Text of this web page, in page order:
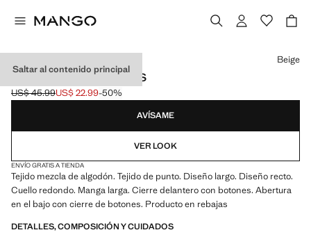
Saltar al contenido principal
MONO LARGO BOTONES
Precio inicial tachado [US$ 45.99 ]
US$ 45.99
Precio actual [US$ 22.99 ]
US$ 22.99-50%
Selecciona un color
Beige
AVÍSAME
VER LOOK
ENVÍO GRATIS A TIENDA
Tejido mezcla de algodón. Tejido de punto. Diseño largo. Diseño recto.
Cuello redondo. Manga larga. Cierre delantero con botones. Abertura
en el bajo con cierre de botones. Producto en rebajas
DETALLES, COMPOSICIÓN Y CUIDADOS